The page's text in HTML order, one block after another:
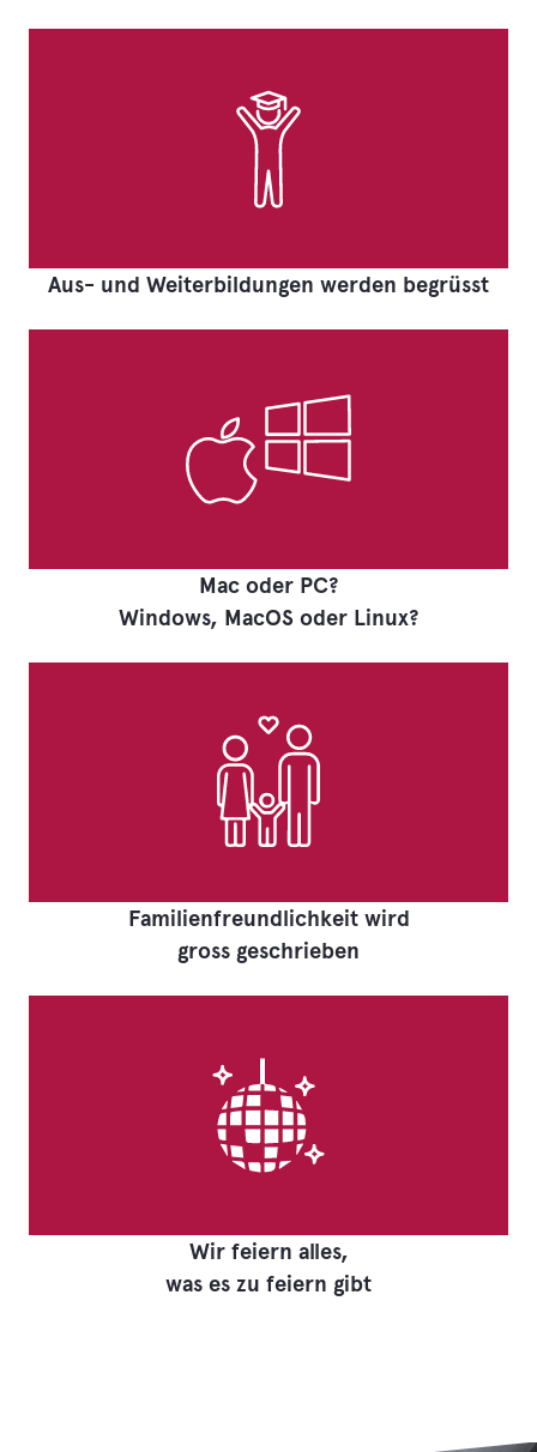
Aus- und Weiterbildungen werden begrüsst
Mac oder PC?
Windows, MacOS oder Linux?
Familienfreundlichkeit wird
gross geschrieben
Wir feiern alles,
was es zu feiern gibt